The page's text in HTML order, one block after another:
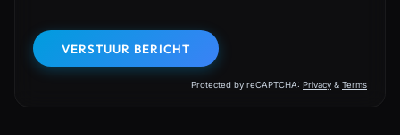
VERSTUUR BERICHT
Protected by reCAPTCHA: Privacy & Terms